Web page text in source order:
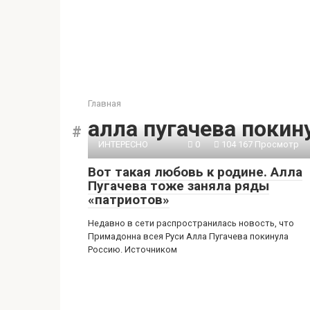
Главная
алла пугачева
ИНТЕРЕСНО 0 104 167 Просмотр
Вот такая любовь к родине. Алла
Пугачева тоже заняла ряды
«патриотов»
Недавно в сети распространилась новость, что
Примадонна всея Руси Алла Пугачева покинула
Россию. Источником